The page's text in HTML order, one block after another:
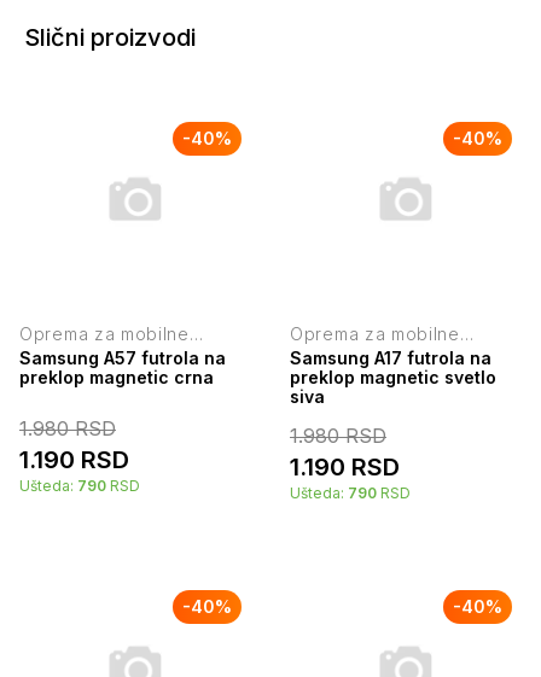
Slični proizvodi
-40%
Oprema za mobilne
telefone
Samsung A57 futrola na
preklop magnetic crna
1.980RSD
1.190 RSD
Ušteda: 790 RSD
-40%
Oprema za mobilne
telefone
Samsung A17 futrola na
preklop magnetic svetlo
siva
1.980RSD
1.190 RSD
Ušteda: 790 RSD
-40% -40%